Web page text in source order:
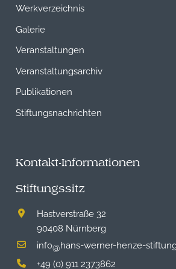
Werkverzeichnis
Galerie
Veranstaltungen
Veranstaltungsarchiv
Publikationen
Stiftungsnachrichten
Kontakt-Informationen
Stiftungssitz
Hastverstraße 32
90408 Nürnberg
info@hans-werner-henze-
+49 (0) 911 2373862